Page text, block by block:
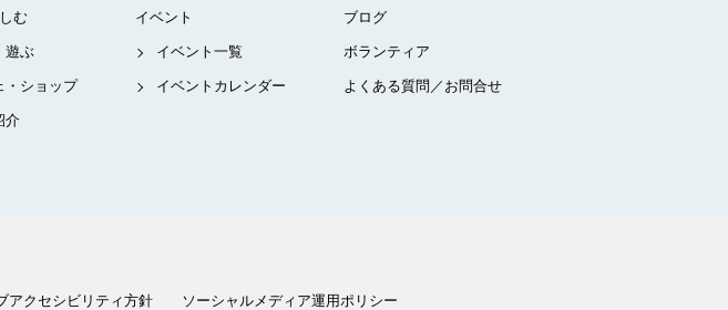
む
遊ぶ
・ショップ
介
イベント
イベント一覧
イベントカレンダー
ブログ
ボランティア
よくある質問／お問合せ
アクセシビリティ方針 ソーシャルメディア運用ポリシー